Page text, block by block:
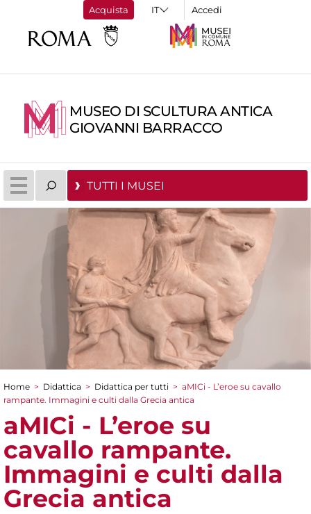
Acquista Accedi
MUSEO DI SCULTURA ANTICA
GIOVANNI BARRACCO
TUTTI I MUSEI
Tu sei qui
Home > Didattica > Didattica per tutti > aMICi - L’eroe su cavallo
rampante. Immagini e culti dalla Grecia antica
aMICi - L’eroe su
cavallo rampante.
Immagini e culti dalla
Grecia antica